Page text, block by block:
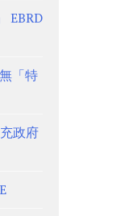
EBRD
「特
政府